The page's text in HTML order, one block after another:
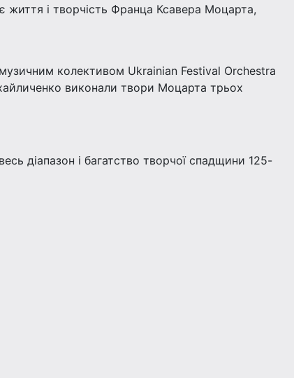
і творчість Франца Ксавера Моцарта,
колективом Ukrainian Festival Orchestra
виконали твори Моцарта трьох
діапазон і багатство творчої спадщини 125-